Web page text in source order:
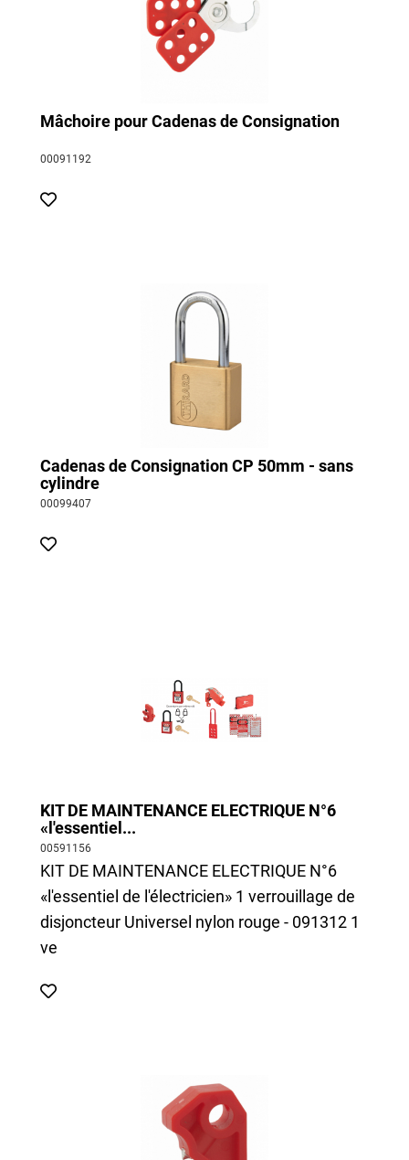
Mâchoire pour Cadenas de Consignation
00091192
Cadenas de Consignation CP 50mm - sans
cylindre
00099407
KIT DE MAINTENANCE ELECTRIQUE N°6
«l'essentiel...
00591156
KIT DE MAINTENANCE ELECTRIQUE N°6
«l'essentiel de l'électricien» 1 verrouillage de
disjoncteur Universel nylon rouge - 091312 1
ve